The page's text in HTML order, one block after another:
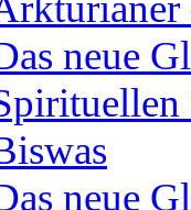
neue
neue